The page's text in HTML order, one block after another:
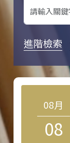
進階檢索
08月
08